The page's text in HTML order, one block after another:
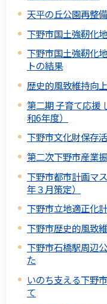
天平の丘公園再整
下野市国土強靭化
下野市国土強靭化
トの結果
歴史的風致維持向
第二期 子育て応援
和6年度）
下野市文化財保存
第二次下野市産業
下野市都市計画マ
年３月策定）
下野市立地適正化
下野市歴史的風致
下野市石橋駅周辺
た
いのち支える下野
て